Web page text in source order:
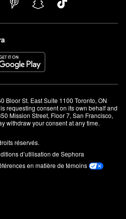
Bloor St. East Suite 1100 Toronto, ON
requesting consent on its own behalf and
Mission Street, Floor 7, San Francisco,
withdraw your consent at any time.
réservés.
d’utilisation de Sephora
en matière de témoins